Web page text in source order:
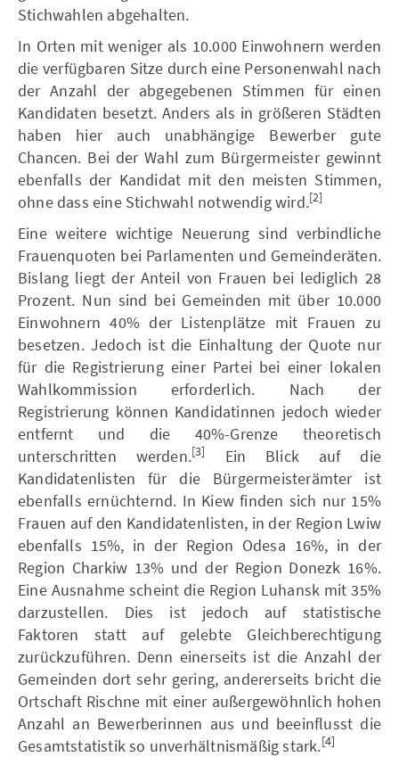
Stichwahlen abgehalten.
In Orten mit weniger als 10.000 Einwohnern werden
die verfügbaren Sitze durch eine Personenwahl nach
der Anzahl der abgegebenen Stimmen für einen
Kandidaten besetzt. Anders als in größeren Städten
haben hier auch unabhängige Bewerber gute
Chancen. Bei der Wahl zum Bürgermeister gewinnt
ebenfalls der Kandidat mit den meisten Stimmen,
ohne dass eine Stichwahl notwendig wird.[2]
Eine weitere wichtige Neuerung sind verbindliche
Frauenquoten bei Parlamenten und Gemeinderäten.
Bislang liegt der Anteil von Frauen bei lediglich 28
Prozent. Nun sind bei Gemeinden mit über 10.000
Einwohnern 40% der Listenplätze mit Frauen zu
besetzen. Jedoch ist die Einhaltung der Quote nur
für die Registrierung einer Partei bei einer lokalen
Wahlkommission erforderlich. Nach der
Registrierung können Kandidatinnen jedoch wieder
entfernt und die 40%-Grenze theoretisch
unterschritten werden.[3]
Ein Blick auf die
Kandidatenlisten für die Bürgermeisterämter ist
ebenfalls ernüchternd. In Kiew finden sich nur 15%
Frauen auf den Kandidatenlisten, in der Region Lwiw
ebenfalls 15%, in der Region Odesa 16%, in der
Region Charkiw 13% und der Region Donezk 16%.
Eine Ausnahme scheint die Region Luhansk mit 35%
darzustellen. Dies ist jedoch auf statistische
Faktoren statt auf gelebte Gleichberechtigung
zurückzuführen. Denn einerseits ist die Anzahl der
Gemeinden dort sehr gering, andererseits bricht die
Ortschaft Rischne mit einer außergewöhnlich hohen
Anzahl an Bewerberinnen aus und beeinflusst die
Gesamtstatistik so unverhältnismäßig stark.[4]